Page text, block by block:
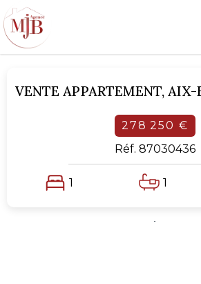
VENTE APPARTEMENT, AIX-
278 250 €
1 1
Réf. 87030436